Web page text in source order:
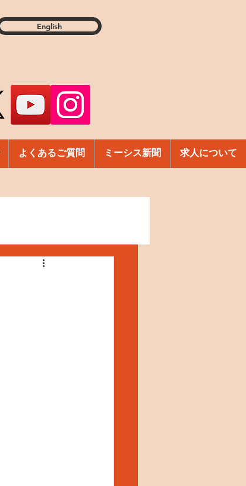
English
よくあるご質問 ミーシス新聞 求人について